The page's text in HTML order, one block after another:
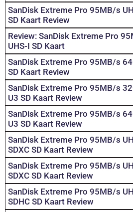
SanDisk Extreme Pro 95MB/s
SD Kaart Review
Review: SanDisk Extreme Pro
UHS-I SD Kaart
SanDisk Extreme Pro 95MB/s
SD Kaart Review
SanDisk Extreme Pro 95MB/s
U3 SD Kaart Review
SanDisk Extreme Pro 95MB/s
U3 SD Kaart Review
SanDisk Extreme Pro 95MB/s
SDXC SD Kaart Review
SanDisk Extreme Pro 95MB/s
SDXC SD Kaart Review
SanDisk Extreme Pro 95MB/s
SDHC SD Kaart Review